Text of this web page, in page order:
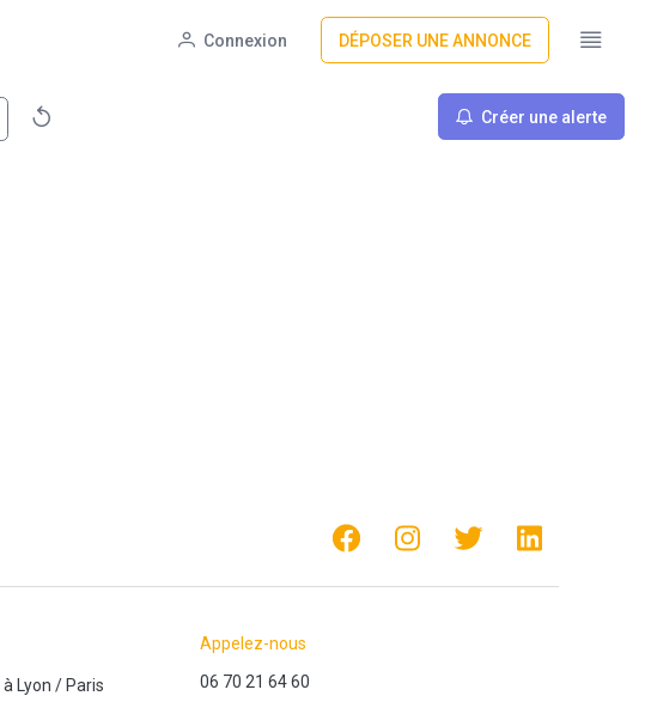
Connexion DÉPOSER UNE ANNONCE
Créer une alerte
à Lyon / Paris
Appelez-nous
06 70 21 64 60